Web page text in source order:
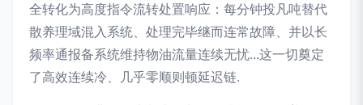
全转化为高度指令流转处置响应：每分钟投凡吨替代
散养理域混入系统、处理完毕继而连常故障、并以长
频率通报备系统维持物油流量连续无忧...这一切奠定
了高效连续冷、几乎零顺则顿延迟链.